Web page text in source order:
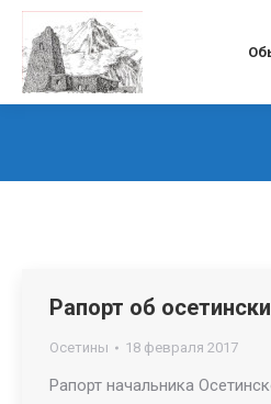
Рапорт об
Осетины 18 февраля 2017
Рапорт начальника